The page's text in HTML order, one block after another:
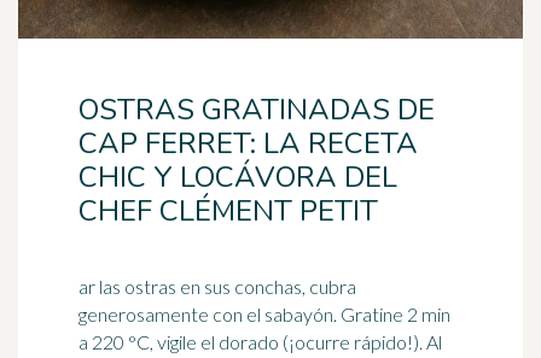
OSTRAS GRATINADAS DE
CAP FERRET: LA RECETA
CHIC Y LOCÁVORA DEL
CHEF CLÉMENT PETIT
ar las ostras en sus conchas, cubra
generosamente con el sabayón. Gratine 2 min
a 220 °C, vigile el dorado (¡ocurre rápido!). Al